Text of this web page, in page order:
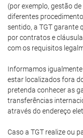
(por exemplo, gestão
diferentes
sentido, a TGT garante
por contratos e
com os requisitos
Informamos
estar localizados fora
pretenda conhecer as
transferências
através do endereço
Caso a TGT realize ou